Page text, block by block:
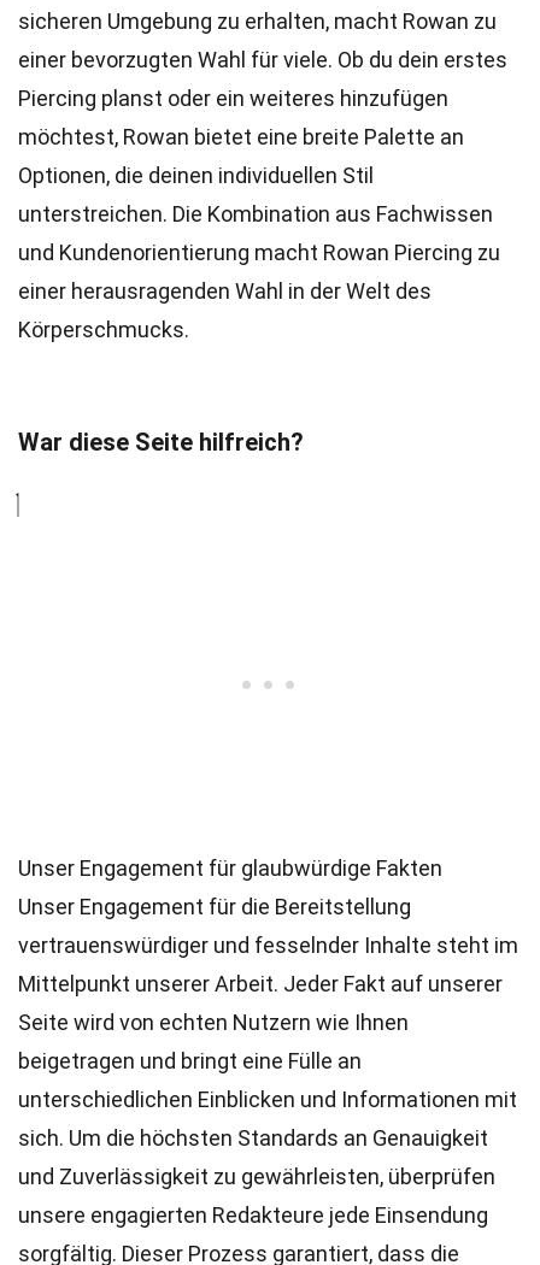
sicheren Umgebung zu erhalten, macht Rowan zu
einer bevorzugten Wahl für viele. Ob du dein erstes
Piercing planst oder ein weiteres hinzufügen
möchtest, Rowan bietet eine breite Palette an
Optionen, die deinen individuellen Stil
unterstreichen. Die Kombination aus Fachwissen
und Kundenorientierung macht Rowan Piercing zu
einer herausragenden Wahl in der Welt des
Körperschmucks.
War diese Seite hilfreich?
Unser Engagement für glaubwürdige Fakten
Unser Engagement für die Bereitstellung
vertrauenswürdiger und fesselnder Inhalte steht im
Mittelpunkt unserer Arbeit. Jeder Fakt auf unserer
Seite wird von echten Nutzern wie Ihnen
beigetragen und bringt eine Fülle an
unterschiedlichen Einblicken und Informationen mit
sich. Um die höchsten Standards an Genauigkeit
und Zuverlässigkeit zu gewährleisten, überprüfen
unsere engagierten Redakteure jede Einsendung
sorgfältig. Dieser Prozess garantiert, dass die